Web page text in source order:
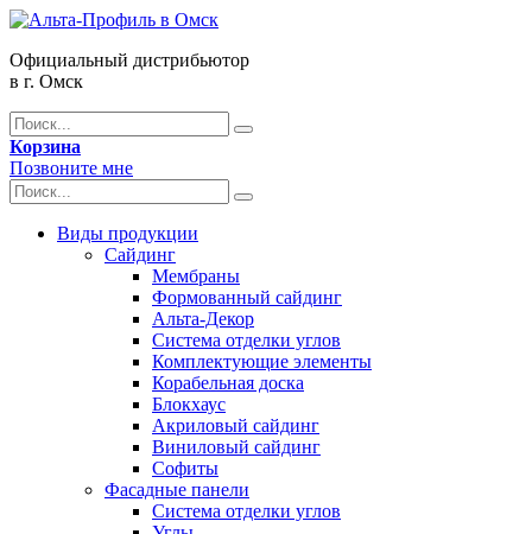
Официальный дистрибьютор
в г. Омск
Корзина
Позвоните мне
Виды продукции
Сайдинг
Мембраны
Формованный сайдинг
Альта-Декор
Система отделки углов
Комплектующие элементы
Корабельная доска
Блокхаус
Акриловый сайдинг
Виниловый сайдинг
Софиты
Фасадные панели
Система отделки углов